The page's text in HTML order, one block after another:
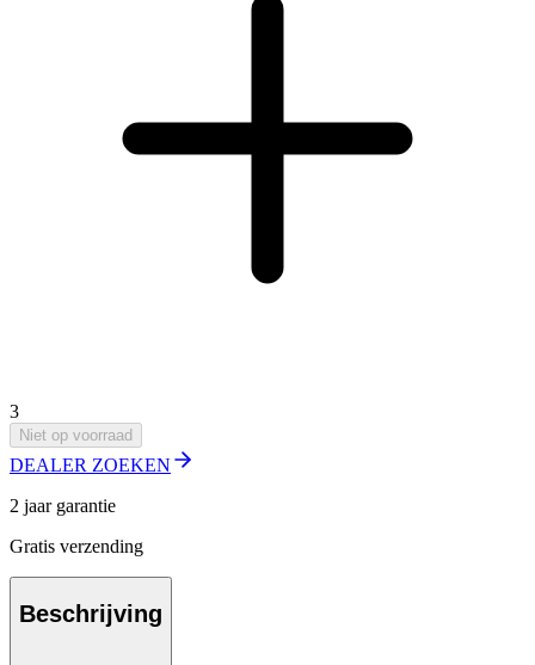
3
Niet op voorraad
DEALER ZOEKEN
2 jaar garantie
Gratis verzending
Beschrijving